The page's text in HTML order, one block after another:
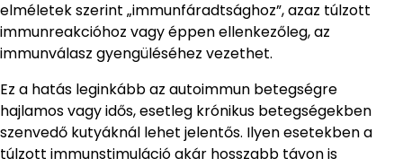
elméletek szerint „immunfáradtsághoz”, azaz túlzott
immunreakcióhoz vagy éppen ellenkezőleg, az
immunválasz gyengüléséhez vezethet.
Ez a hatás leginkább az autoimmun betegségre
hajlamos vagy idős, esetleg krónikus betegségekben
szenvedő kutyáknál lehet jelentős. Ilyen esetekben a
túlzott immunstimuláció akár hosszabb távon is